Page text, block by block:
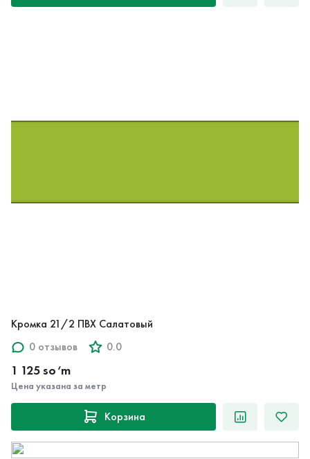
Кромка 21/2 ПВХ Салатовый
0 отзывов
0.0
1 125 so‘m
Цена указана за метр
Корзина